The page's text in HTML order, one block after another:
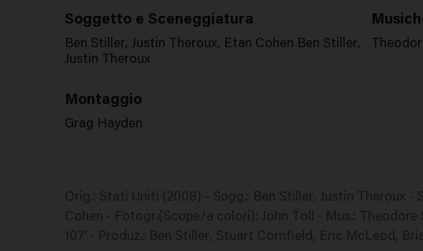
Soggetto e Sceneggiatura
Ben Stiller, Justin Theroux, Etan Cohen Ben Stiller,
Justin Theroux
Montaggio
Grag Hayden
Orig.: Stati Uniti (2008) - Sogg.: Ben Stiller, Justin Theroux -
Cohen - Fotogr.(Scope/a colori): John Toll - Mus.: Theodore
107' - Produz.: Ben Stiller, Stuart Cornfield, Eric McLeod,